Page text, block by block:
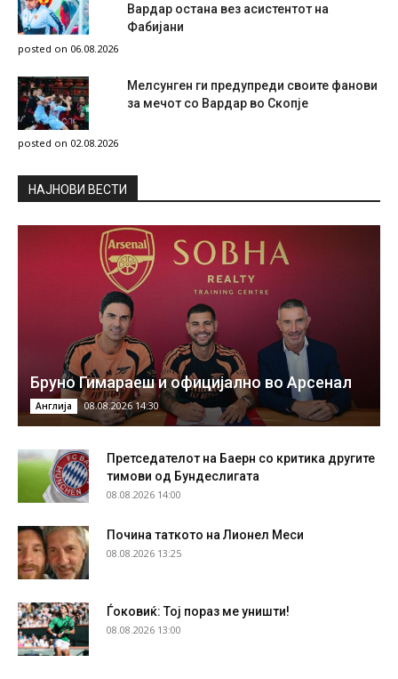
Вардар остана вез асистентот на
Фабијани
posted on 06.08.2026
Мелсунген ги предупреди своите фанови
за мечот со Вардар во Скопје
posted on 02.08.2026
НAЈНОВИ ВЕСТИ
Бруно Гимараеш и официјално во Арсенал
Англија 08.08.2026 14:30
Претседателот на Баерн со критика другите
тимови од Бундеслигата
08.08.2026 14:00
Почина таткото на Лионел Меси
08.08.2026 13:25
Ѓоковиќ: Тој пораз ме уништи!
08.08.2026 13:00